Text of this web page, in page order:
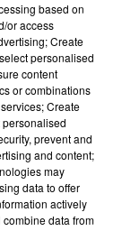
based on
or access
Create
personalised
content
or combinations
Create
prevent and
and content;
may
data to offer
actively
data from